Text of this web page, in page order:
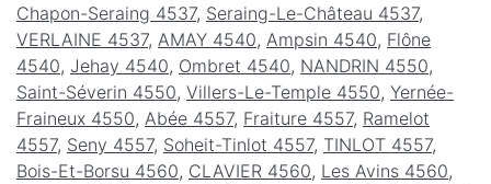
Chapon-Seraing 4537, Seraing-Le-Château 4537,
VERLAINE 4537, AMAY 4540, Ampsin 4540, Flône
4540, Jehay 4540, Ombret 4540, NANDRIN 4550,
Saint-Séverin 4550, Villers-Le-Temple 4550, Yernée-
Fraineux 4550, Abée 4557, Fraiture 4557, Ramelot
4557, Seny 4557, Soheit-Tinlot 4557, TINLOT 4557,
Bois-Et-Borsu 4560, CLAVIER 4560, Les Avins 4560,